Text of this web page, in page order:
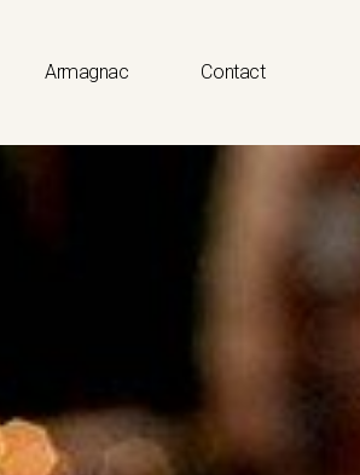
Armagnac Contact